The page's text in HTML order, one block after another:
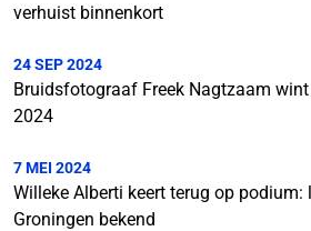
verhuist binnenkort
24 SEP 2024
Bruidsfotograaf Freek Nagtzaam
2024
7 MEI 2024
Willeke Alberti keert terug op podium:
Groningen bekend